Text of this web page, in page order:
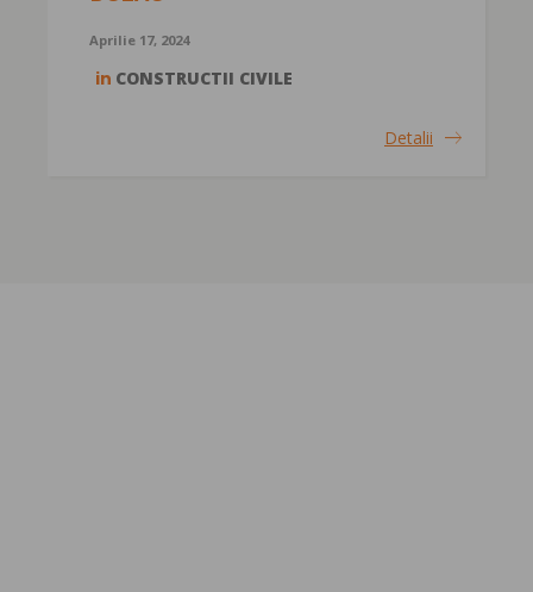
Aprilie 17, 2024
in CONSTRUCTII CIVILE